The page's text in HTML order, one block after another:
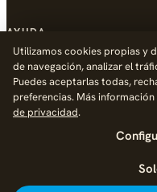
AYUDA
Añadir empresa
Contacto
Política de Privacidad
Utilizamos cookies propias y
de navegación, analizar el
Puedes aceptarlas todas,
preferencias. Más
de privacidad.